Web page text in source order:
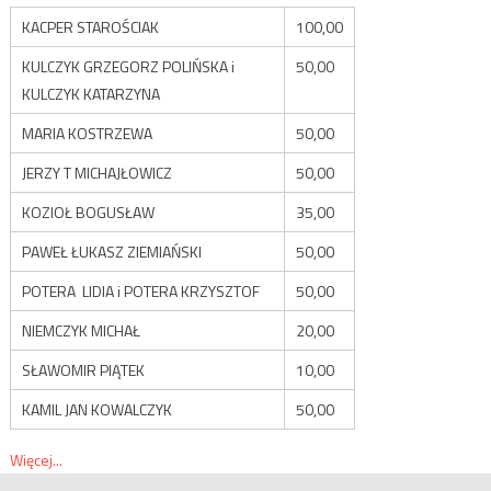
KACPER STAROŚCIAK
100,00
KULCZYK GRZEGORZ POLIŃSKA i
KULCZYK KATARZYNA
50,00
MARIA KOSTRZEWA
50,00
JERZY T MICHAJŁOWICZ
50,00
KOZIOŁ BOGUSŁAW
35,00
PAWEŁ ŁUKASZ ZIEMIAŃSKI
50,00
POTERA LIDIA i POTERA KRZYSZTOF
50,00
NIEMCZYK MICHAŁ
20,00
SŁAWOMIR PIĄTEK
10,00
KAMIL JAN KOWALCZYK
50,00
Więcej...